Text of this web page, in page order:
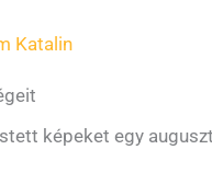
Katalin
képeket egy